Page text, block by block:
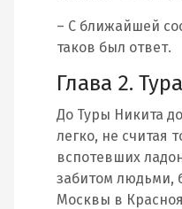
– С ближайшей
таков был ответ.
Глава 2. Тура
До Туры Никита
легко, не считая
вспотевших
забитом людьми,
Москвы в